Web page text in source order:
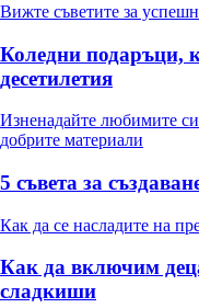
Вижте съветите за
Коледни подаръци,
десетилетия
Изненадайте любимите
добрите материали
5 съвета за
Как да се насладите на
Как да включим
сладкиши